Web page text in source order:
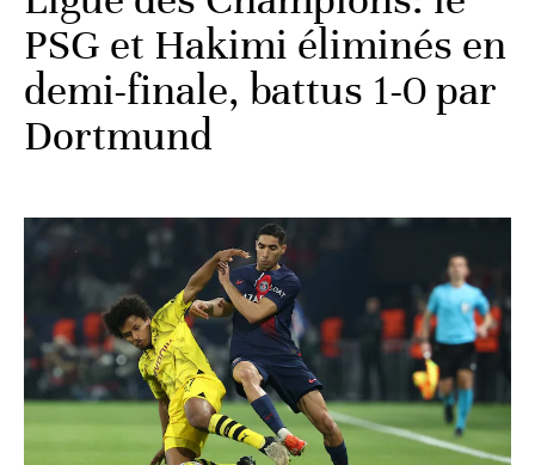
PSG et Hakimi éliminés en
demi-finale, battus 1-0 par
Dortmund